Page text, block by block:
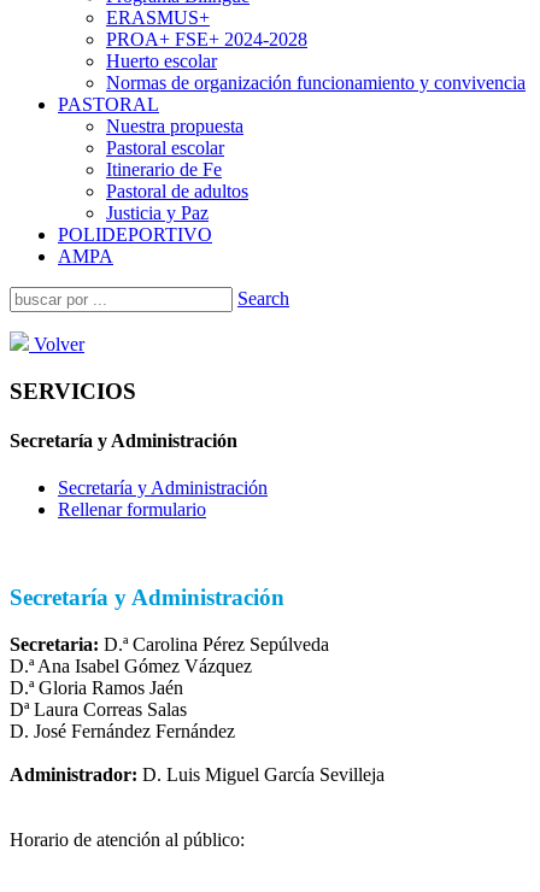
ERASMUS+
PROA+ FSE+ 2024-2028
Huerto escolar
Normas de organización funcionamiento y convivencia
PASTORAL
Nuestra propuesta
Pastoral escolar
Itinerario de Fe
Pastoral de adultos
Justicia y Paz
POLIDEPORTIVO
AMPA
Search
Volver
SERVICIOS
Secretaría y Administración
Secretaría y Administración
Rellenar formulario
Secretaría y Administración
Secretaria: D.ªCarolina Pérez Sepúlveda
D.ª Ana Isabel Gómez Vázquez
D.ª Gloria Ramos Jaén
Dª Laura Correas Salas
D. José Fernández Fernández
Administrador: D. Luis Miguel García Sevilleja
Horario de atención al público: